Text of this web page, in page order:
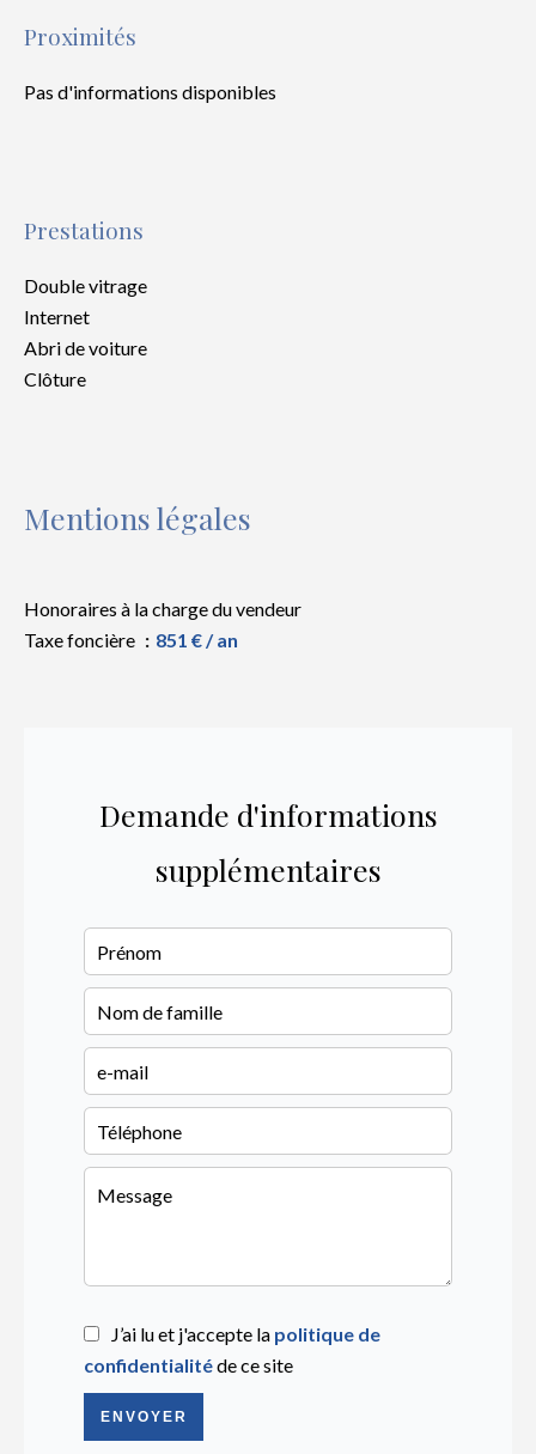
Proximités
Pas d'informations disponibles
Prestations
Double vitrage
Internet
Abri de voiture
Clôture
Mentions légales
Honoraires à la charge du vendeur
Taxe foncière
851 € / an
Demande d'informations
supplémentaires
J’ai lu et j'accepte la politique de
confidentialitéde ce site
ENVOYER